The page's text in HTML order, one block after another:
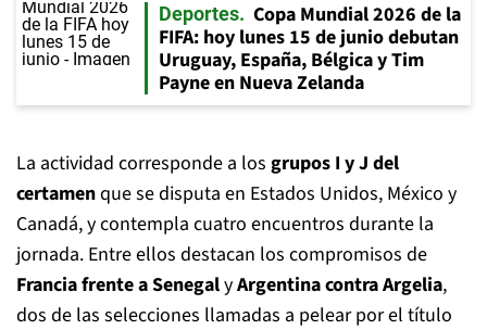
Deportes
Copa Mundial 2026 de la
FIFA: hoy lunes 15 de junio debutan
Uruguay, España, Bélgica y Tim
Payne en Nueva Zelanda
La actividad corresponde a los grupos I y J del
certamenque se disputa en Estados Unidos, México y
Canadá, y contempla cuatro encuentros durante la
jornada. Entre ellos destacan los compromisos de
Francia frente a SenegalyArgentina contra Argelia,
dos de las selecciones llamadas a pelear por el título